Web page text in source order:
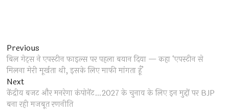
Post
navigation
Previous
post:
बिल गेट्स ने एपस्टीन फाइल्स पर पहला बयान दिया — कहा ‘एपस्टीन से
मिलना मेरी मूर्खता थी, इसके लिए माफी मांगता हूँ’
NextNext
post:
केंद्रीय बजट और मनरेगा कंपोनेंट…2027 के चुनाव के लिए इन मुद्दों पर BJP
बना रही मजबूत रणनीति